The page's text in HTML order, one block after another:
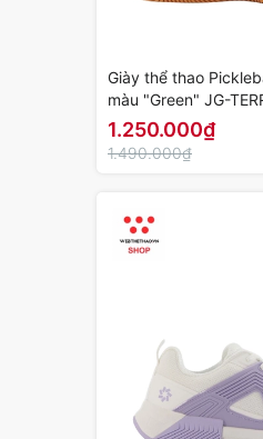
Giày thể thao
màu "Green" JG-
Chính Hãng
1.250.000₫
1.490.000₫